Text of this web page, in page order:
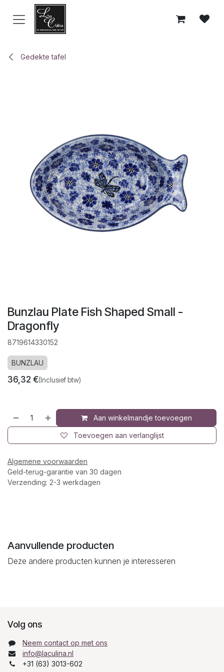
Overslaan naar inhoud
Gedekte tafel
Bunzlau Plate Fish Shaped Small -
Dragonfly
8719614330152
BUNZLAU
36,32 €(Inclusief btw)
Aan winkelmandje toevoegen
Toevoegen aan verlanglijst
Algemene voorwaarden
Geld-terug-garantie van 30 dagen
Verzending: 2-3 werkdagen
Aanvullende producten
Deze andere producten kunnen je interesseren
Volg ons
Neem contact op met ons
info@laculina.nl
+31 (63) 3013-602